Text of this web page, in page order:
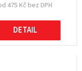
475 Kč bez DPH
DETAIL